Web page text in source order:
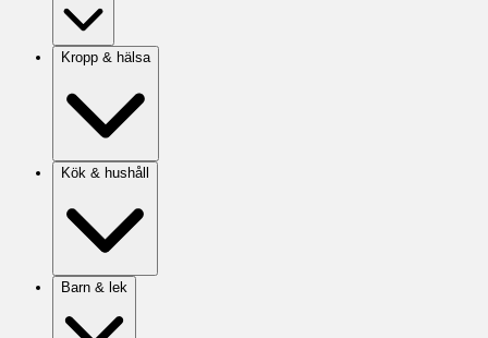
Kropp & hälsa
Kök & hushåll
Barn & lek